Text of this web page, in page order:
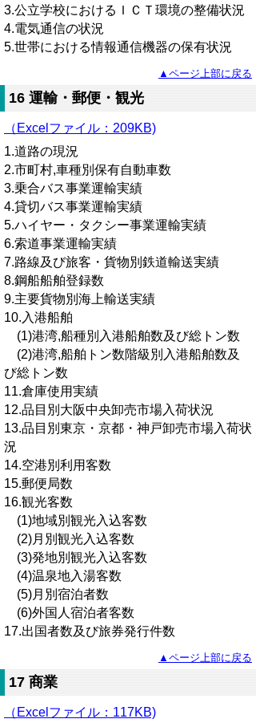
3.公立学校におけるＩＣＴ環境の整備状況
4.電気通信の状況
5.世帯における情報通信機器の保有状況
▲ページ上部に戻る
16 運輸・郵便・観光
（Excelファイル：209KB)
1.道路の現況
2.市町村,車種別保有自動車数
3.乗合バス事業運輸実績
4.貸切バス事業運輸実績
5.ハイヤー・タクシー事業運輸実績
6.索道事業運輸実績
7.路線及び旅客・貨物別鉄道輸送実績
8.鋼船船舶登録数
9.主要貨物別海上輸送実績
10.入港船舶
(1)港湾,船種別入港船舶数及び総トン数
(2)港湾,船舶トン数階級別入港船舶数及
び総トン数
11.倉庫使用実績
12.品目別大阪中央卸売市場入荷状況
13.品目別東京・京都・神戸卸売市場入荷状
況
14.空港別利用客数
15.郵便局数
16.観光客数
(1)地域別観光入込客数
(2)月別観光入込客数
(3)発地別観光入込客数
(4)温泉地入湯客数
(5)月別宿泊者数
(6)外国人宿泊者客数
17.出国者数及び旅券発行件数
▲ページ上部に戻る
17 商業
（Excelファイル ： 117KB)